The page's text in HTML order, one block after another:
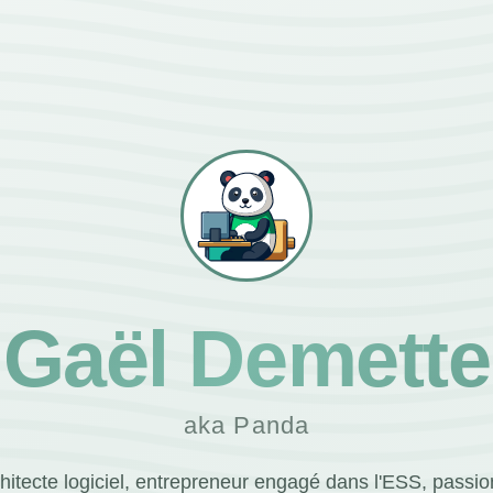
Gaël Demette
aka Panda
logiciel, entrepreneur engagé dans l'ESS,